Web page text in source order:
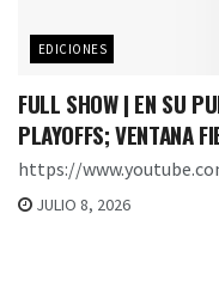
EDICIONES
FULL SHOW | EN SU
PLAYOFFS; VENTANA
https://
JULIO 8, 2026